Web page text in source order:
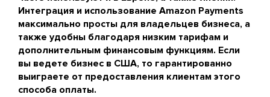
Интеграция и использование Amazon Payments
максимально просты для владельцев бизнеса, а
также удобны благодаря низким тарифам и
дополнительным финансовым функциям. Если
вы ведете бизнес в США, то гарантированно
выиграете от предоставления клиентам этого
способа оплаты.